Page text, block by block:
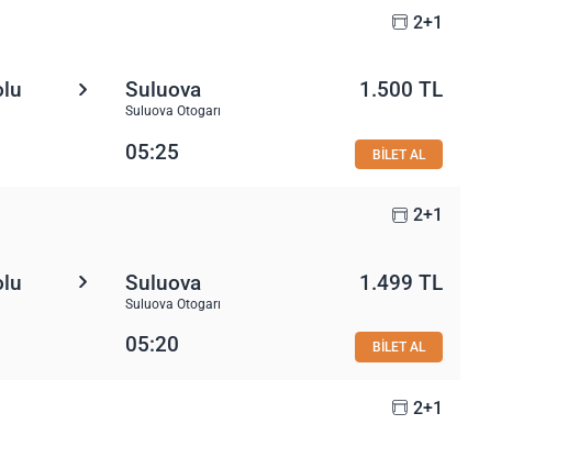
2+1
Suluova
Suluova Otogarı
1.500 TL
05:25 BİLET AL
2+1
Suluova
Suluova Otogarı
1.499 TL
05:20 BİLET AL
2+1